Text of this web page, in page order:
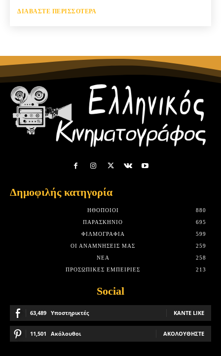
ΔΙΑΒΆΣΤΕ ΠΕΡΙΣΣΌΤΕΡΑ
Δημοφιλής κατηγορία
HΘΟΠΟΙΟΊ
880
ΠΑΡΑΣΚΉΝΙΟ
695
ΦΙΛΜΟΓΡΑΦΊΑ
599
ΟΙ ΑΝΑΜΝΉΣΕΙΣ ΜΑΣ
259
ΝΈΑ
258
ΠΡΟΣΩΠΙΚΈΣ ΕΜΠΕΙΡΊΕΣ
213
Social
63,489 Υποστηρικτές ΚΆΝΤΕ LIKE
11,501 Ακόλουθοι ΑΚΟΛΟΥΘΉΣΤΕ